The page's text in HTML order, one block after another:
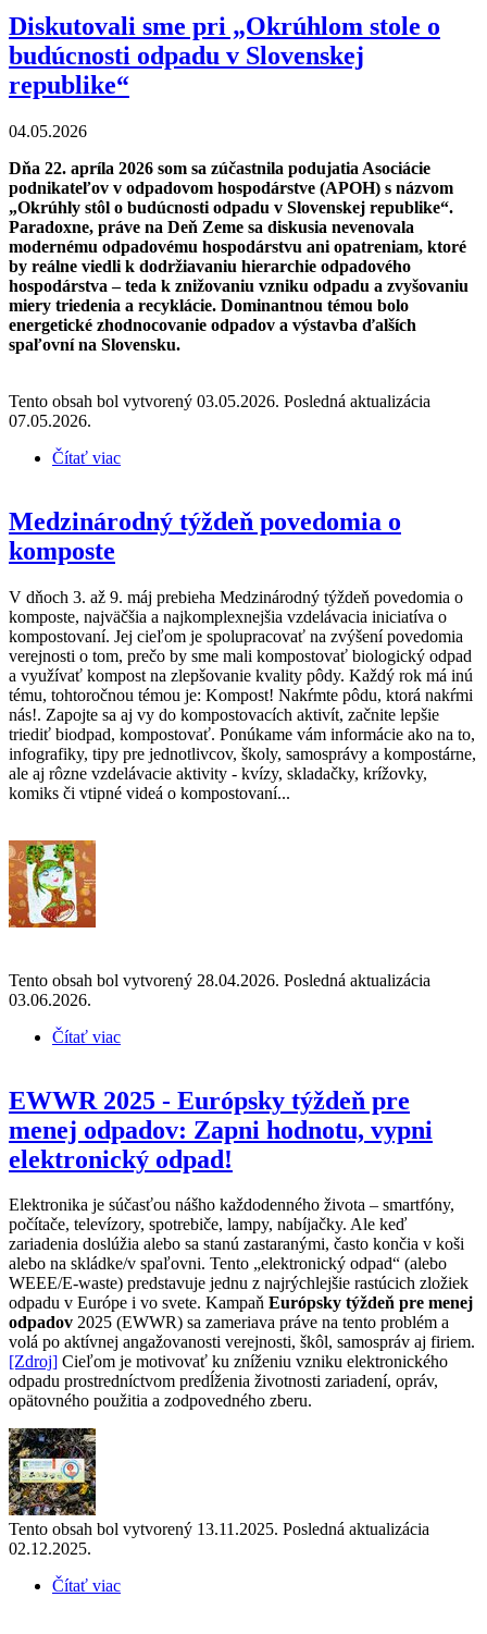
Diskutovali sme pri „Okrúhlom stole o
budúcnosti odpadu v Slovenskej
republike“
04.05.2026
Dňa 22. apríla 2026 som sa zúčastnila podujatia Asociácie
podnikateľov v odpadovom hospodárstve (APOH) s názvom
„Okrúhly stôl o budúcnosti odpadu v Slovenskej republike“.
Paradoxne, práve na Deň Zeme sa diskusia nevenovala
modernému odpadovému hospodárstvu ani opatreniam, ktoré
by reálne viedli k dodržiavaniu hierarchie odpadového
hospodárstva – teda k znižovaniu vzniku odpadu a zvyšovaniu
miery triedenia a recyklácie. Dominantnou témou bolo
energetické zhodnocovanie odpadov a výstavba ďalších
spaľovní na Slovensku.
Tento obsah bol vytvorený 03.05.2026. Posledná aktualizácia
07.05.2026.
Čítať viac
Medzinárodný týždeň povedomia o
komposte
V dňoch 3. až 9. máj prebieha Medzinárodný týždeň povedomia o
komposte, najväčšia a najkomplexnejšia vzdelávacia iniciatíva o
kompostovaní. Jej cieľom je spolupracovať na zvýšení povedomia
verejnosti o tom, prečo by sme mali kompostovať biologický odpad
a využívať kompost na zlepšovanie kvality pôdy. Každý rok má inú
tému, tohtoročnou témou je: Kompost! Nakŕmte pôdu, ktorá nakŕmi
nás!. Zapojte sa aj vy do kompostovacích aktivít, začnite lepšie
triediť biodpad, kompostovať. Ponúkame vám informácie ako na to,
infografiky, tipy pre jednotlivcov, školy, samosprávy a kompostárne,
ale aj rôzne vzdelávacie aktivity - kvízy, skladačky, krížovky,
komiks či vtipné videá o kompostovaní...
Tento obsah bol vytvorený 28.04.2026. Posledná aktualizácia
03.06.2026.
Čítať viac
EWWR 2025 - Európsky týždeň pre
menej odpadov: Zapni hodnotu, vypni
elektronický odpad!
Elektronika je súčasťou nášho každodenného života – smartfóny,
počítače, televízory, spotrebiče, lampy, nabíjačky. Ale keď
zariadenia doslúžia alebo sa stanú zastaranými, často končia v koši
alebo na skládke/v spaľovni. Tento „elektronický odpad“ (alebo
WEEE/E-waste) predstavuje jednu z najrýchlejšie rastúcich zložiek
odpadu v Európe i vo svete. Kampaň Európsky týždeň pre menej
odpadov 2025 (EWWR) sa zameriava práve na tento problém a
volá po aktívnej angažovanosti verejnosti, škôl, samospráv aj firiem.
[Zdroj] Cieľom je motivovať ku zníženiu vzniku elektronického
odpadu prostredníctvom predĺženia životnosti zariadení, opráv,
opätovného použitia a zodpovedného zberu.
Tento obsah bol vytvorený 13.11.2025. Posledná aktualizácia
02.12.2025.
Čítať viac